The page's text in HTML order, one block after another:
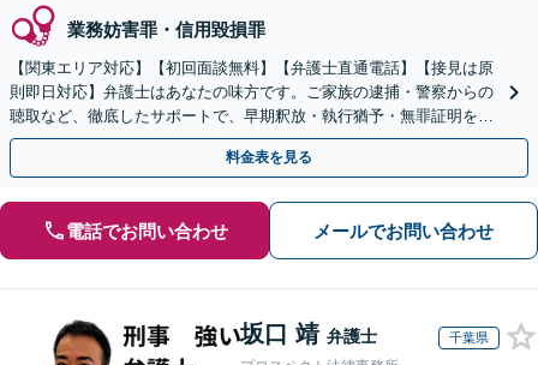
業務妨害罪・信用毀損罪
【関東エリア対応】【初回面談無料】【弁護士直通電話】【接見は原
則即日対応】弁護士はあなたの味方です。ご家族の逮捕・警察からの
聴取など、徹底したサポートで、早期釈放・執行猶予・無罪証明を目
指します【WEB面談可】【休日・夜間・当日相談に対応】
料金表を見る
電話でお問い合わせ メールでお問い合わせ
坂口 靖 弁護士 千葉県